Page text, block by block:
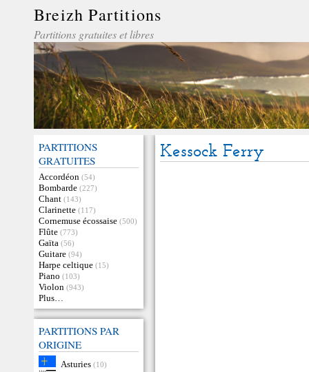
Breizh Partitions
Partitions gratuites et libres
PARTITIONS
GRATUITES
Accordéon (54)
Bombarde (227)
Chant (143)
Clarinette (117)
Cornemuse écossaise (500)
Flûte (773)
Gaïta (56)
Guitare (94)
Harpe celtique (15)
Piano (103)
Violon (943)
Plus…
PARTITIONS PAR
ORIGINE
Asturies (10)
Kessock Ferry